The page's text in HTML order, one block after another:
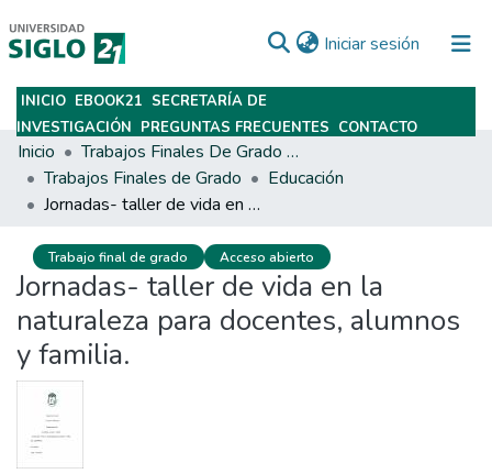
Iniciar sesión (current)
Subir
INICIO EBOOK21 SECRETARÍA DE
INVESTIGACIÓN PREGUNTAS FRECUENTES CONTACTO
Inicio
Trabajos Finales De Grado Y Posgrado
Trabajos Finales de Grado
Educación
Jornadas- taller de vida en la naturaleza para docentes, alumnos y familia.
Trabajo final de grado Acceso abierto
Jornadas- taller de vida en la
naturaleza para docentes, alumnos
y familia.